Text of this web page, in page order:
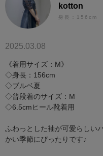
kotton
身長：156cm
2025.03.08
《着用サイズ：M》
◇身長：156cm
◇ブルベ夏
◇普段着のサイズ：M
◇6.5cmヒール靴着用
ふわっとした袖が可愛らしい
かい季節にぴったりです♪